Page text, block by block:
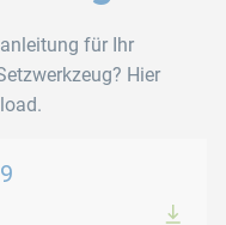
für Ihr
Hier